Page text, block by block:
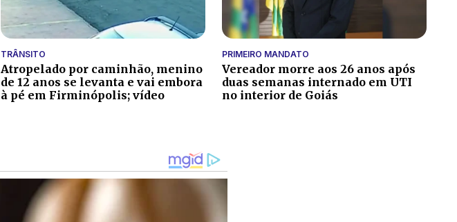
TRÂNSITO
Atropelado por caminhão, menino
de 12 anos se levanta e vai embora
à pé em Firminópolis; vídeo
PRIMEIRO MANDATO
Vereador morre aos 26 anos após
duas semanas internado em UTI
no interior de Goiás